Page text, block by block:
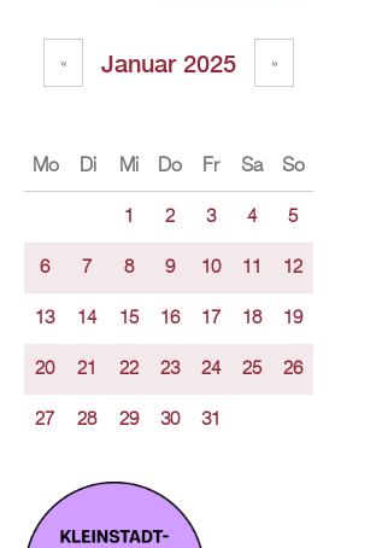
Januar 2025
« »
Mo Di Mi Do Fr Sa So
1 2 3 4 5
6 7 8 9 10 11 12
13 14 15 16 17 18 19
20 21 22 23 24 25 26
27 28 29 30 31